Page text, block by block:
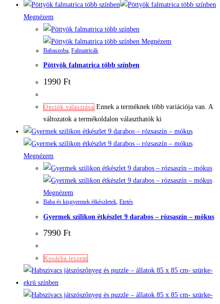
Megnézem
Megnézem
Babaszoba Falmatricák
Pöttyök falmatrica több színben
1990 Ft
Opciók választása Ennek a terméknek több variációja van. A
változatok a termékoldalon választhatók ki
Megnézem
Megnézem
Baba és kisgyermek étkészletek, Etetés
Gyermek szilikon étkészlet 9 darabos – rózsaszín – mókus
7990 Ft
Kosárba teszem